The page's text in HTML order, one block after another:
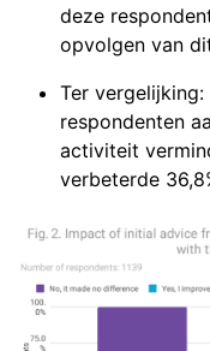
deze
opvolgen van
Ter vergelijking:
respondenten
activiteit
verbeterde